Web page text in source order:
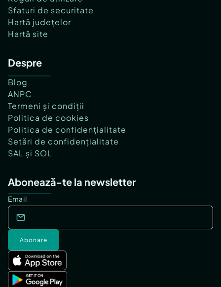
Sfaturi de securitate
Hartă județelor
Hartă site
Despre
Blog
ANPC
Termeni și condiții
Politica de cookies
Politica de confidențialitate
Setări de confidențialitate
SAL și SOL
Abonează-te la newsletter
Email
Abonare